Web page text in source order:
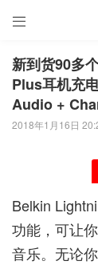

新到货90多
Plus耳机充
Audio +
2018年1月16日
Belkin
功能，可让
音乐。无论